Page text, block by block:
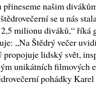
našim
se u nás
milionu diváků,“ říká
„Na Štědrý večer
propojuje lidský svět,
unikátních filmových
pohádky